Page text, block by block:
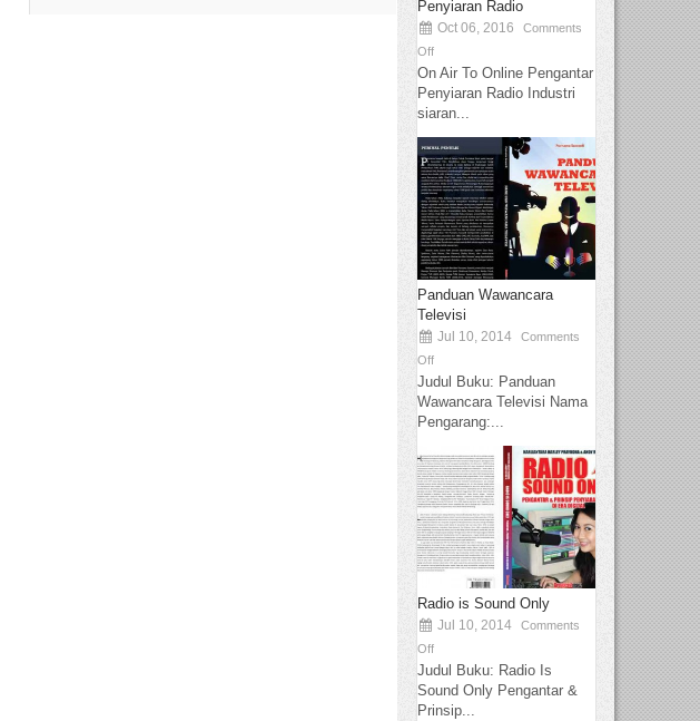
Penyiaran Radio
Oct 06, 2016
Comments
Off
On Air To Online Pengantar
Penyiaran Radio Industri
siaran...
Panduan Wawancara
Televisi
Jul 10, 2014
Comments
Off
Judul Buku: Panduan
Wawancara Televisi Nama
Pengarang:...
Radio is Sound Only
Jul 10, 2014
Comments
Off
Judul Buku: Radio Is
Sound Only Pengantar &
Prinsip...